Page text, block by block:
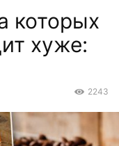
которых
хуже:
2243